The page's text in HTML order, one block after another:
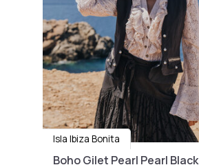
Isla Ibiza Bonita
Boho Gilet Pearl Pearl Black